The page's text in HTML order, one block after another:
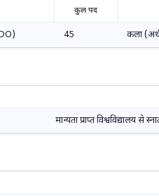
कुल पद
45 कला
मान्यता प्राप्त विश्वविद्यालय से